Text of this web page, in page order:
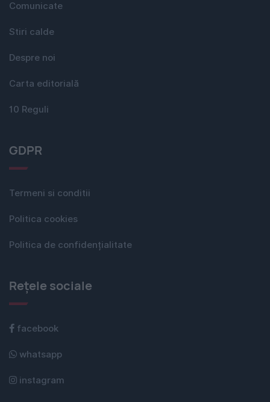
Comunicate
Stiri calde
Despre noi
Carta editorială
10 Reguli
GDPR
Termeni si conditii
Politica cookies
Politica de confidențialitate
Rețele sociale
facebook
whatsapp
instagram